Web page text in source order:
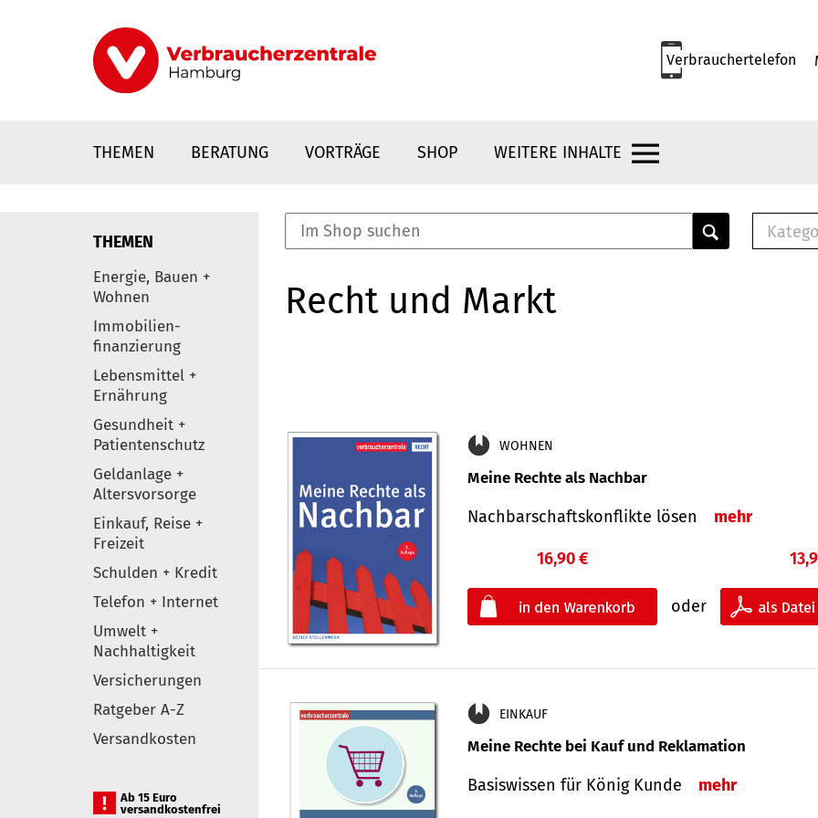
Verbrauchertelefon
THEMEN BERATUNG VORTRÄGE SHOP WEITERE INHALTE
Elemente
THEMEN
Energie, Bauen +
Wohnen
Immobilien-
finanzierung
Lebensmittel +
Ernährung
Gesundheit +
Patientenschutz
Geldanlage +
Altersvorsorge
Einkauf, Reise +
Freizeit
Schulden + Kredit
Telefon + Internet
Umwelt +
Nachhaltigkeit
Versicherungen
Ratgeber A-Z
Versandkosten
Ab 15 Euro
versandkostenfrei
Recht und Markt
WOHNEN
Meine Rechte als Nachbar
Nach­bar­schafts­konflikte lösen mehr
16,90 €
oder
EINKAUF
Meine Rechte bei Kauf und Reklamation
Basiswissen für König Kunde mehr